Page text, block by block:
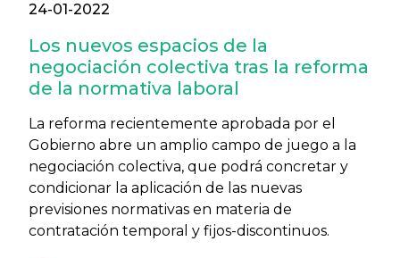
24-01-2022
Los nuevos espacios de la
negociación colectiva tras la reforma
de la normativa laboral
La reforma recientemente aprobada por el
Gobierno abre un amplio campo de juego a la
negociación colectiva, que podrá concretar y
condicionar la aplicación de las nuevas
previsiones normativas en materia de
contratación temporal y fijos-discontinuos.